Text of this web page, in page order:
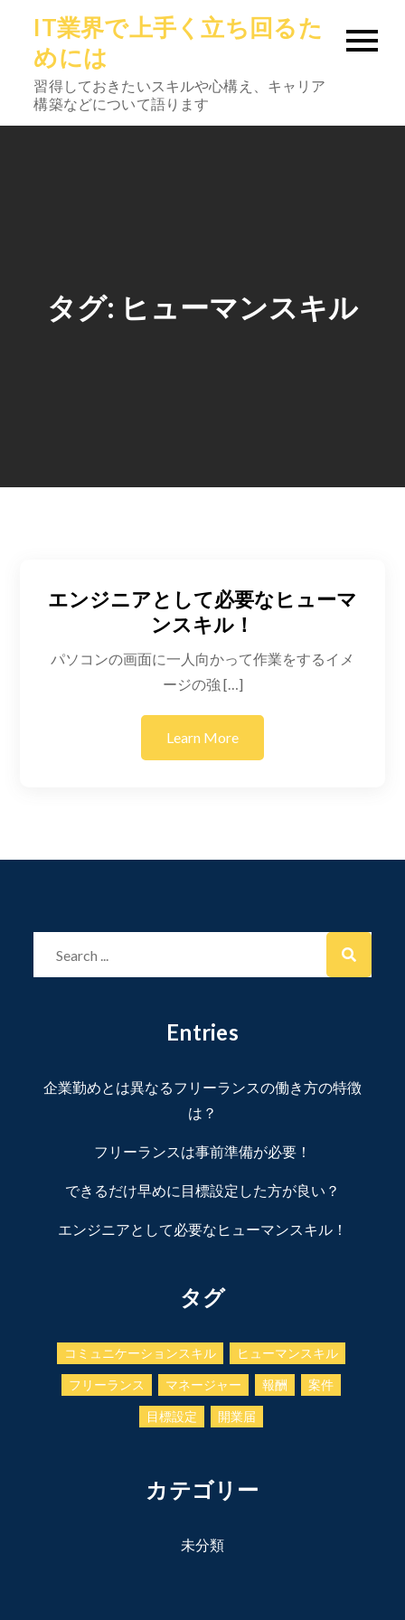
content
IT業界で上手く立ち回るた
めには
習得しておきたいスキルや心構え、キャリア
構築などについて語ります
タグ: ヒューマンスキル
エンジニアとして必要なヒューマ
ンスキル！
パソコンの画面に一人向かって作業をするイメ
ージの強 […]
Learn More
Entries
企業勤めとは異なるフリーランスの働き方の特徴
は？
フリーランスは事前準備が必要！
できるだけ早めに目標設定した方が良い？
エンジニアとして必要なヒューマンスキル！
タグ
コミュニケーションスキル ヒューマンスキル
フリーランス マネージャー 報酬 案件
目標設定 開業届
カテゴリー
未分類